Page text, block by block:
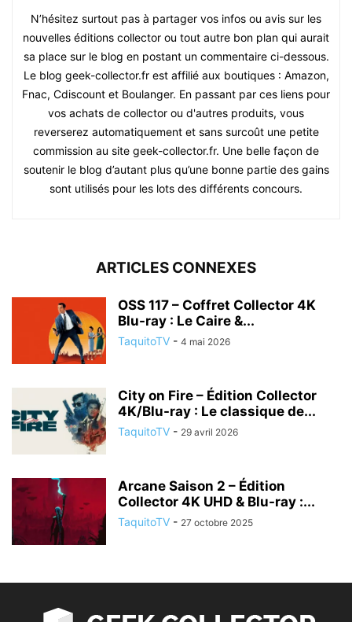
N’hésitez surtout pas à partager vos infos ou avis sur les
nouvelles éditions collector ou tout autre bon plan qui aurait
sa place sur le blog en postant un commentaire ci-dessous.
Le blog geek-collector.fr est affilié aux boutiques : Amazon,
Fnac, Cdiscount et Boulanger. En passant par ces liens pour
vos achats de collector ou d'autres produits, vous
reverserez automatiquement et sans surcoût une petite
commission au site geek-collector.fr. Une belle façon de
soutenir le blog d’autant plus qu’une bonne partie des gains
sont utilisés pour les lots des différents concours.
ARTICLES CONNEXES
OSS 117 – Coffret Collector 4K
Blu-ray : Le Caire &...
TaquitoTV - 4 mai 2026
City on Fire – Édition Collector
4K/Blu-ray : Le classique de...
TaquitoTV - 29 avril 2026
Arcane Saison 2 – Édition
Collector 4K UHD & Blu-ray :...
TaquitoTV - 27 octobre 2025